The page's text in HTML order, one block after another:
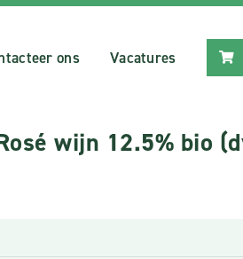
ons Vacatures
wijn 12.5% bio